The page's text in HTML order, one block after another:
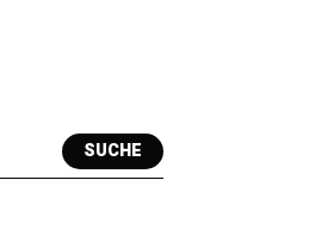
SUCHE